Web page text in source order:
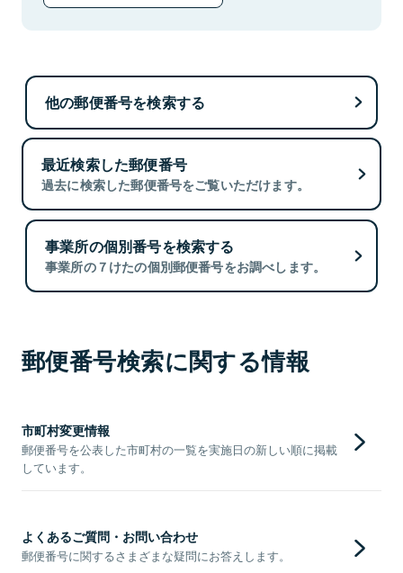
他の郵便番号を検索する
最近検索した郵便番号
過去に検索した郵便番号をご覧いただけます。
事業所の個別番号を検索する
事業所の７けたの個別郵便番号をお調べします。
郵便番号検索に関する情報
市町村変更情報
郵便番号を公表した市町村の一覧を実施日の新しい順に掲載
しています。
よくあるご質問・お問い合わせ
郵便番号に関するさまざまな疑問にお答えします。